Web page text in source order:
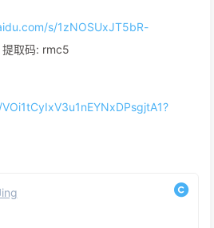
s/1zNOSUxJT5bR-
提取码: rmc5